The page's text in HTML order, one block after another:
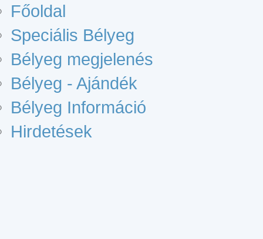
Főoldal
Speciális Bélyeg
Bélyeg megjelenés
Bélyeg - Ajándék
Bélyeg Információ
Hirdetések